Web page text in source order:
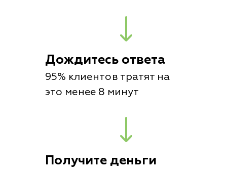
Дождитесь ответа
95% клиентов тратят на
это менее 8 минут
Получите деньги